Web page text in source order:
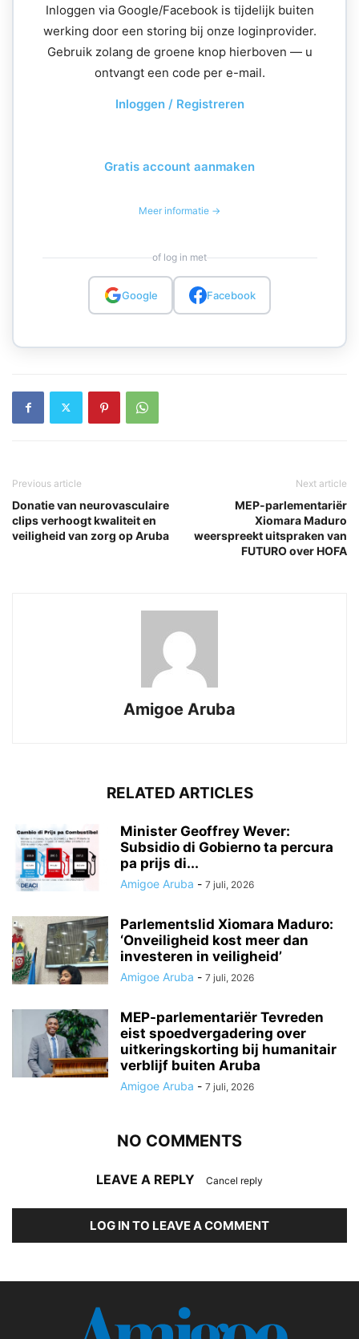
Inloggen via Google/Facebook is tijdelijk buiten
werking door een storing bij onze loginprovider.
Gebruik zolang de groene knop hierboven — u
ontvangt een code per e-mail.
Inloggen / Registreren
Gratis account aanmaken
Meer informatie →
of log in met
Google Facebook
Previous article
Donatie van neurovasculaire
clips verhoogt kwaliteit en
veiligheid van zorg op Aruba
Next article
MEP-parlementariër
Xiomara Maduro
weerspreekt uitspraken van
FUTURO over HOFA
Amigoe Aruba
RELATED ARTICLES
Minister Geoffrey Wever:
Subsidio di Gobierno ta percura
pa prijs di...
Amigoe Aruba - 7 juli, 2026
Parlementslid Xiomara Maduro:
‘Onveiligheid kost meer dan
investeren in veiligheid’
Amigoe Aruba - 7 juli, 2026
MEP-parlementariër Tevreden
eist spoedvergadering over
uitkeringskorting bij humanitair
verblijf buiten Aruba
Amigoe Aruba - 7 juli, 2026
NO COMMENTS
LEAVE A REPLY Cancel reply
LOG IN TO LEAVE A COMMENT